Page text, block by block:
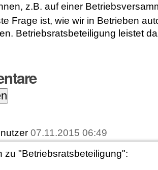
z.B. auf einer
Frage ist, wie wir in Betrieben
Betriebsratsbeteiligung leistet
07.11.2015 06:49
zu "Betriebsratsbeteiligung":